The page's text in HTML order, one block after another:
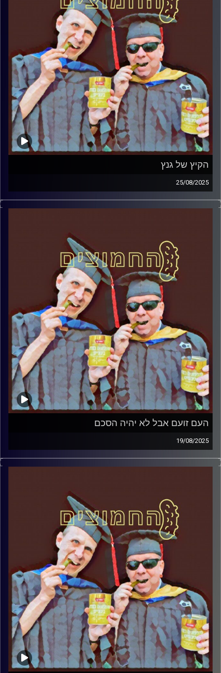
הקיץ של גנץ
25/08/2025
המערכת הפוליטית על ספת הפסיכולוג, עם פרופסור בועז בן-
דוד ופרופסור גלעד הירשברגר
קרדיט תמונות:AudioVersity
העם זועם אבל לא יהיה הסכם
19/08/2025
המערכת הפוליטית על ספת הפסיכולוג, עם פרופסור בועז בן-
דוד ופרופסור גלעד הירשברגר
קרדיט תמונות:AudioVersity